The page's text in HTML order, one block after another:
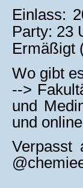
Einlass:
Party: 23
Ermäßigt
Wo gibt
-->
und
und
Verpasst